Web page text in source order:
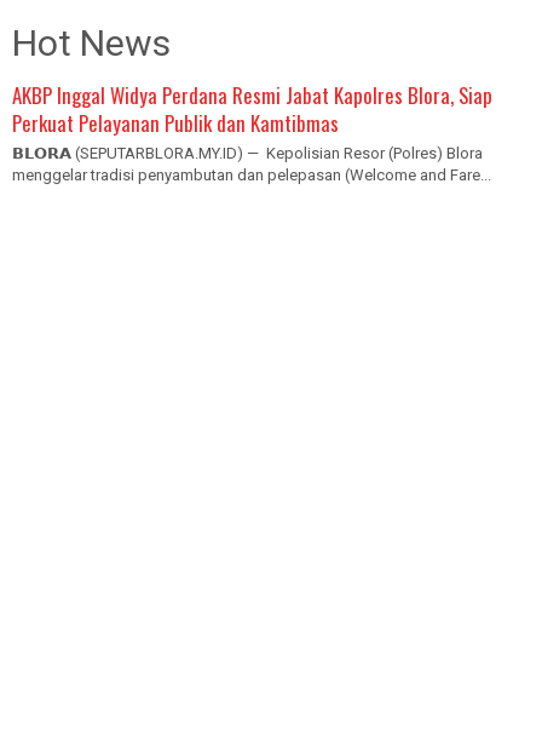
Hot News
AKBP Inggal Widya Perdana Resmi Jabat Kapolres Blora, Siap
Perkuat Pelayanan Publik dan Kamtibmas
𝗕𝗟𝗢𝗥𝗔 (SEPUTARBLORA.MY.ID) — Kepolisian Resor (Polres) Blora
menggelar tradisi penyambutan dan pelepasan (Welcome and Fare...